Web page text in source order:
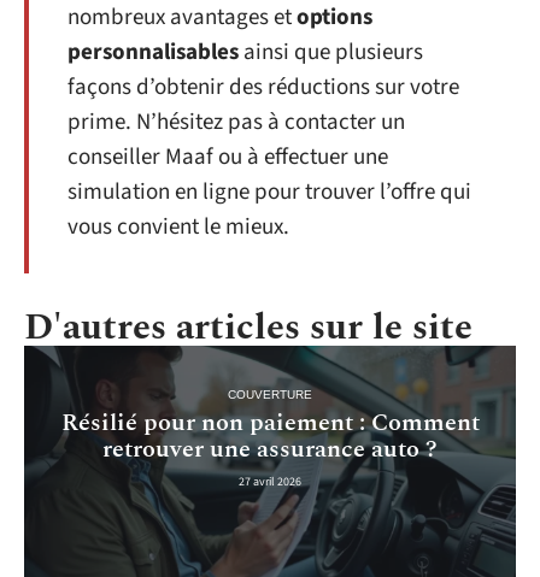
nombreux avantages etoptions
personnalisablesainsi que plusieurs
façons d’obtenir des réductions sur votre
prime. N’hésitez pas à contacter un
conseiller Maaf ou à effectuer une
simulation en ligne pour trouver l’offre qui
vous convient le mieux.
D'autres articles sur le site
COUVERTURE
Résilié pour non paiement : Comment
retrouver une assurance auto ?
27 avril 2026